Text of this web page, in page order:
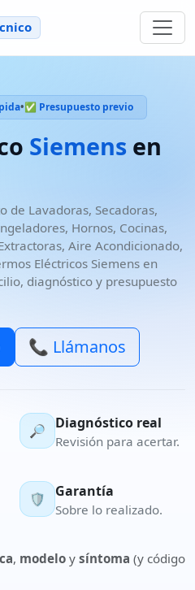
•✅ Presupuesto previo
Siemens en
de Lavadoras, Secadoras,
Hornos, Cocinas,
Aire Acondicionado,
Eléctricos Siemens en
diagnóstico y presupuesto
📞 Llámanos
🔎 Diagnóstico real
Revisión para acertar.
🛡️ Garantía
Sobre lo realizado.
, modelo y síntoma (y código